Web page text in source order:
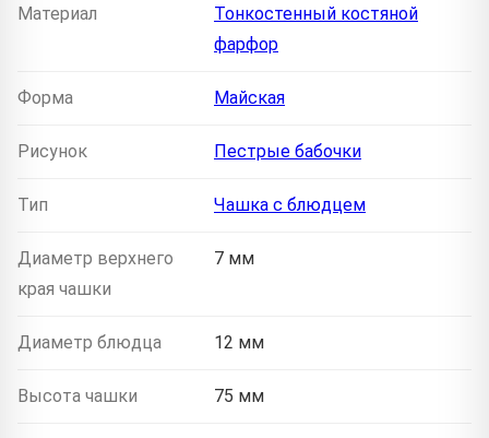
Материал
Тонкостенный костяной
фарфор
Форма Майская
Рисунок Пестрые бабочки
Тип Чашка с блюдцем
Диаметр верхнего
края чашки
7 мм
Диаметр блюдца 12 мм
Высота чашки 75 мм